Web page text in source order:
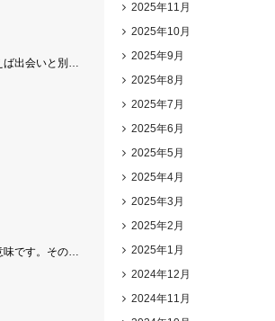
ば出会いと別…
味です。その…
2025年11月
2025年10月
2025年9月
2025年8月
2025年7月
2025年6月
2025年5月
2025年4月
2025年3月
2025年2月
2025年1月
2024年12月
2024年11月